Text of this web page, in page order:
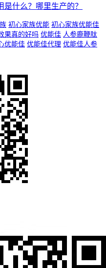
什么？哪里生产的？
初心家族优能 初心家族优能佳
果真的好吗 优能佳 人参鹿鞭肽
优能佳 优能佳代理 优能佳人参